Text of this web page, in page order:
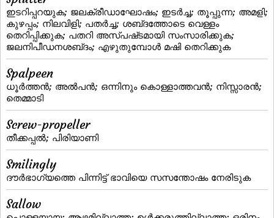
ഇടറിപ്പറയുക; ജലക്രീഡാഘോഷം; ഇടര്‍ച്ച; തൂപ്പുന്ന; അമളി;
കുഴപ്പം; നിലവിളി; പതര്‍ച്ച; ശബ്‌ദത്തോടെ വെള്ളം
തെറിപ്പിക്കുക; പതറി അസ്‌പഷ്‌ടമായി സംസാരിക്കുക;
ജലനിപീഡനശബ്‌ദം; എഴുതുമ്പോള്‍ മഷി തെറിക്കുക
Spalpeen
ധൂര്‍ത്തന്‍; അല്‍പന്‍; ഒന്നിനും കൊള്ളാത്തവന്‍; നിസ്സാരന്‍;
തെമ്മാടി
Screw-propeller
തീക്കപ്പല്‍; പിരിയാണി
Smilingly
ദൗര്‍ഭാഗ്യത്തെ പിന്നിട്ട്‌ ഭാവിയെ സസന്തോഷം നേരിടുക
Sallow